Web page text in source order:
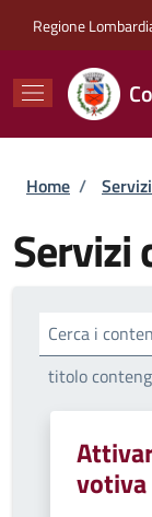
Regione
Briciole
Home /
Servizi
Cerca i
titolo